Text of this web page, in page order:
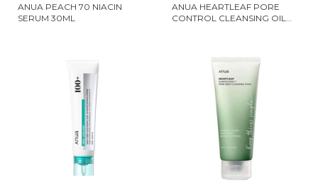
ANUA PEACH 70 NIACIN
SERUM 30ML
ANUA HEARTLEAF PORE
CONTROL CLEANSING OIL